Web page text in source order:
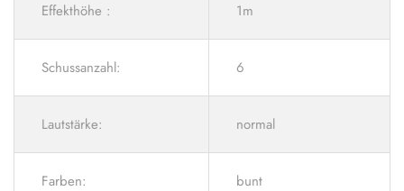
Effekthöhe : 1m
Schussanzahl: 6
Lautstärke: normal
Farben: bunt